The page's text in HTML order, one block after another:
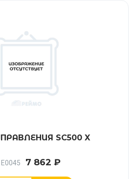
SC500 X
E0045 7 862 ₽